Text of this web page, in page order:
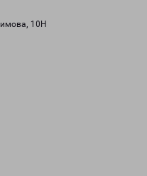
10Н